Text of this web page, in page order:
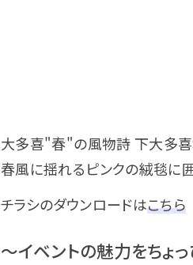
大多喜"春"の風物詩 下大多喜
春風に揺れるピンクの絨毯に
チラシのダウンロードはこちら
～イベントの魅力をちょ